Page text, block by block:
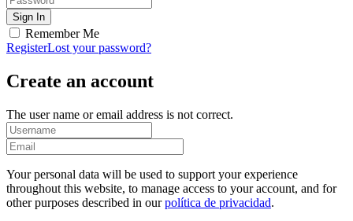
Remember Me
RegisterLost your password?
Create an account
The user name or email address is not correct.
Your personal data will be used to support your experience
throughout this website, to manage access to your account, and for
other purposes described in ourpolítica de privacidad.